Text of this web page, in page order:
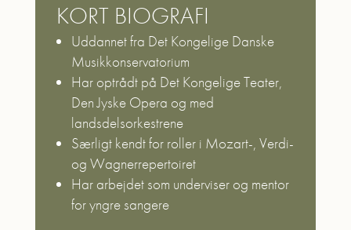
KORT BIOGRAFI
Uddannet fra Det Kongelige Danske
Musikkonservatorium
Har optrådt på Det Kongelige Teater,
Den Jyske Opera og med
landsdelsorkestrene
Særligt kendt for roller i Mozart-, Verdi-
og Wagnerrepertoiret
Har arbejdet som underviser og mentor
for yngre sangere